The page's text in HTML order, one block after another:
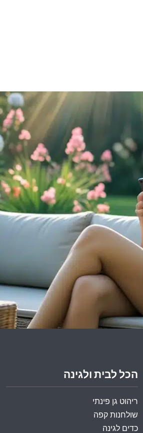
הכל לבית ולגינה
ריהוט גן פינתי
שולחנות קפה
כדים לגינה